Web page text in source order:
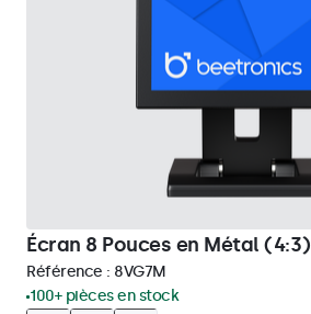
Écran 8 Pouces en Métal (4:3)
Référence : 8VG7M
100+ pièces en stock